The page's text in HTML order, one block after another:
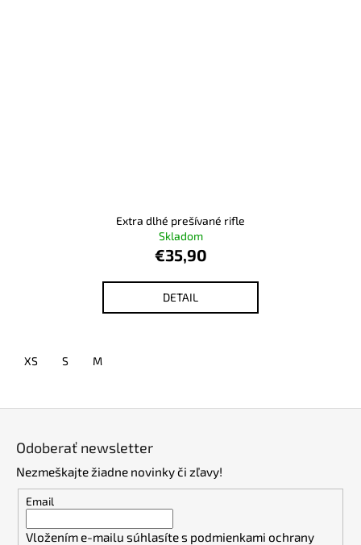
Extra dlhé prešívané rifle
Skladom
€35,90
DETAIL
XS S M
Odoberať newsletter
Nezmeškajte žiadne novinky či zľavy!
Email
Vložením e-mailu súhlasíte s podmienkami ochrany